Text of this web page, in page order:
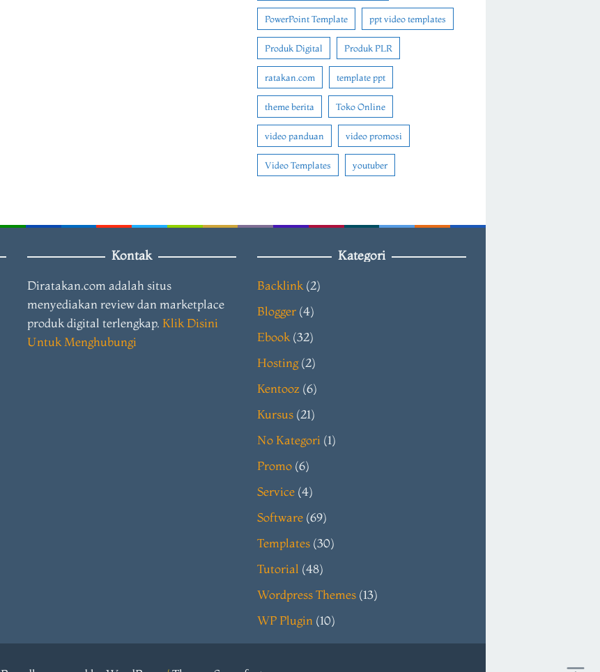
PowerPoint Template ppt video templates
Produk Digital Produk PLR
ratakan.com template ppt
theme berita Toko Online
video panduan video promosi
Video Templates youtuber
Kontak
Diratakan.com adalah situs
menyediakan review dan marketplace
produk digital terlengkap. Klik Disini
Untuk Menghubungi
Kategori
Backlink (2)
Blogger (4)
Ebook (32)
Hosting(2)
Kentooz (6)
Kursus (21)
No Kategori (1)
Promo (6)
Service (4)
Software (69)
Templates (30)
Tutorial (48)
Wordpress Themes (13)
WP Plugin (10)